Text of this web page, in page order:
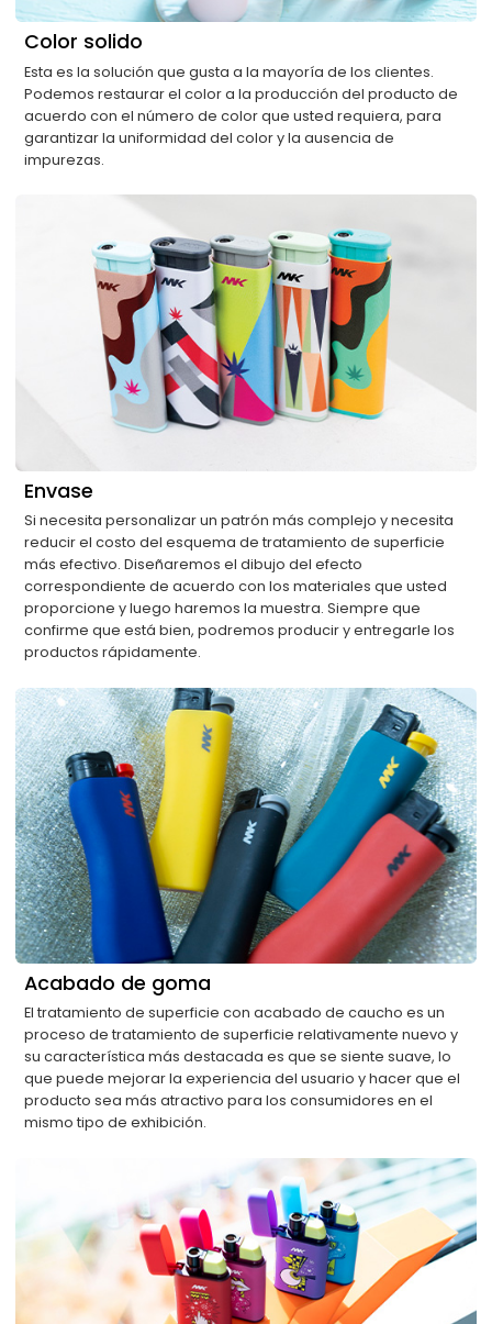
Color solido
Esta es la solución que gusta a la mayoría de los clientes.
Podemos restaurar el color a la producción del producto de
acuerdo con el número de color que usted requiera, para
garantizar la uniformidad del color y la ausencia de
impurezas.
Envase
Si necesita personalizar un patrón más complejo y necesita
reducir el costo del esquema de tratamiento de superficie
más efectivo. Diseñaremos el dibujo del efecto
correspondiente de acuerdo con los materiales que usted
proporcione y luego haremos la muestra. Siempre que
confirme que está bien, podremos producir y entregarle los
productos rápidamente.
Acabado de goma
El tratamiento de superficie con acabado de caucho es un
proceso de tratamiento de superficie relativamente nuevo y
su característica más destacada es que se siente suave, lo
que puede mejorar la experiencia del usuario y hacer que el
producto sea más atractivo para los consumidores en el
mismo tipo de exhibición.